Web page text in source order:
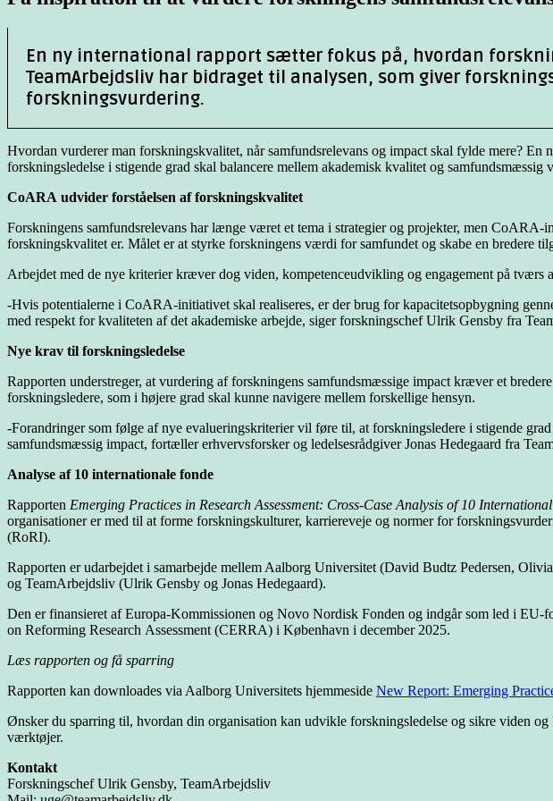
En ny international rapport sætter fokus på, hvordan
TeamArbejdsliv har bidraget til analysen, som giver
forskningsvurdering.
Hvordan vurderer man forskningskvalitet, når samfundsrelevans og impact skal fylde mere?
forskningsledelse i stigende grad skal balancere mellem akademisk kvalitet og samfundsmæssig
CoARA udvider forståelsen af forskningskvalitet
Forskningens samfundsrelevans har længe været et tema i strategier og projekter, men
forskningskvalitet er. Målet er at styrke forskningens værdi for samfundet og skabe en bredere
Arbejdet med de nye kriterier kræver dog viden, kompetenceudvikling og engagement på tværs
-Hvis potentialerne i CoARA-initiativet skal realiseres, er der brug for kapacitetsopbygning
med respekt for kvaliteten af det akademiske arbejde, siger forskningschef Ulrik Gensby fra
Nye krav til forskningsledelse
Rapporten understreger, at vurdering af forskningens samfundsmæssige impact kræver et
forskningsledere, som i højere grad skal kunne navigere mellem forskellige hensyn.
-Forandringer som følge af nye evalueringskriterier vil føre til, at forskningsledere i stigende
samfundsmæssig impact, fortæller erhvervsforsker og ledelsesrådgiver Jonas Hedegaard fra
Analyse af 10 internationale fonde
Rapporten Emerging Practices in Research Assessment: Cross-Case Analysis of 10
organisationer er med til at forme forskningskulturer, karriereveje og normer for
(RoRI).
Rapporten er udarbejdet i samarbejde mellem Aalborg Universitet (David Budtz Pedersen,
og TeamArbejdsliv (Ulrik Gensby og Jonas Hedegaard).
Den er finansieret af Europa-Kommissionen og Novo Nordisk Fonden og indgår som led i
on Reforming Research Assessment (CERRA) i København i december 2025.
Læs rapporten og få sparring
Rapporten kan downloades via Aalborg Universitets hjemmeside New Report: Emerging
Ønsker du sparring til, hvordan din organisation kan udvikle forskningsledelse og sikre viden
værktøjer.
Kontakt
Forskningschef Ulrik Gensby, TeamArbejdsliv